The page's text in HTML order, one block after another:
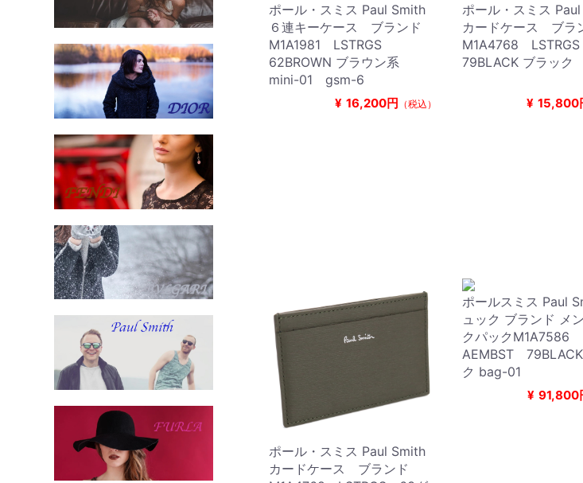
ポール・スミス Paul Smith
６連キーケース ブランド
M1A1981 LSTRGS
62BROWN ブラウン系
mini-01 gsm-6
¥ 16,200円 （税込）
ポール・スミス
カードケース ブラ
M1A4768
79BLACK ブラッ
¥ 15,800
ポール・スミス Paul Smith
カードケース ブランド
ポールスミス Paul
ュック ブランド メ
クパックM1A7586
AEMBST 79BLACK
ク bag-01
¥ 91,800